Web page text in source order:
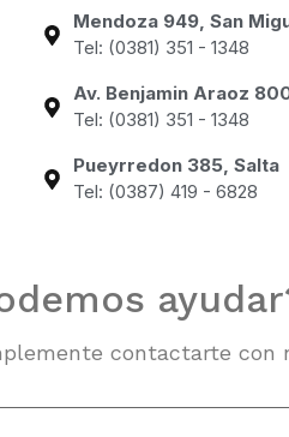
Mendoza 949, San
Tel: (0381) 351 - 1348
Av. Benjamin Araoz
Tel: (0381) 351 - 1348
Pueyrredon 385, Salta
Tel: (0387) 419 - 6828
contactarte con